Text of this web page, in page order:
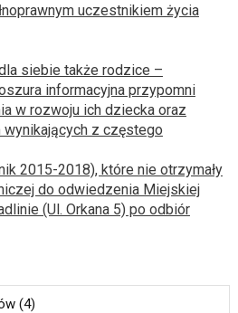
uczestnikiem życia
siebie także rodzice –
informacyjna przypomni
w rozwoju ich dziecka oraz
z częstego
2015-2018), które nie otrzymały
do odwiedzenia Miejskiej
(Ul. Orkana 5) po odbiór
(4)